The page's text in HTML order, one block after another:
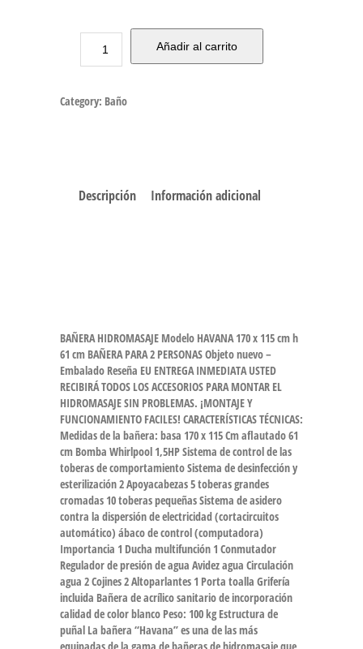
Añadir al carrito
Category: Baño
Descripción Información adicional
BAÑERA HIDROMASAJE Modelo HAVANA 170 x 115 cm h
61 cm BAÑERA PARA 2 PERSONAS Objeto nuevo –
Embalado Reseña EU ENTREGA INMEDIATA USTED
RECIBIRÁ TODOS LOS ACCESORIOS PARA MONTAR EL
HIDROMASAJE SIN PROBLEMAS. ¡MONTAJE Y
FUNCIONAMIENTO FACILES! CARACTERÍSTICAS TÉCNICAS:
Medidas de la bañera: basa 170 x 115 Cm aflautado 61
cm Bomba Whirlpool 1,5HP Sistema de control de las
toberas de comportamiento Sistema de desinfección y
esterilización 2 Apoyacabezas 5 toberas grandes
cromadas 10 toberas pequeñas Sistema de asidero
contra la dispersión de electricidad (cortacircuitos
automático) ábaco de control (computadora)
Importancia 1 Ducha multifunción 1 Conmutador
Regulador de presión de agua Avidez agua Circulación
agua 2 Cojines 2 Altoparlantes 1 Porta toalla Grifería
incluida Bañera de acrílico sanitario de incorporación
calidad de color blanco Peso: 100 kg Estructura de
puñal La bañera “Havana” es una de las más